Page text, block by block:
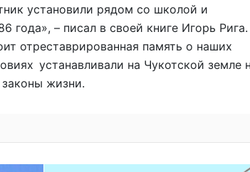
установили рядом со школой и
года», – писал в своей книге Игорь
отреставрированная память о наших
устанавливали на Чукотской земле
жизни.